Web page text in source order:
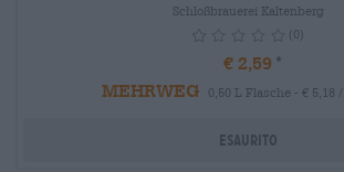
Schloßbrauerei Kaltenberg
(0)
€ 2,59
MEHRWEG
0,50 L Flasche - € 5,18
Esaurito